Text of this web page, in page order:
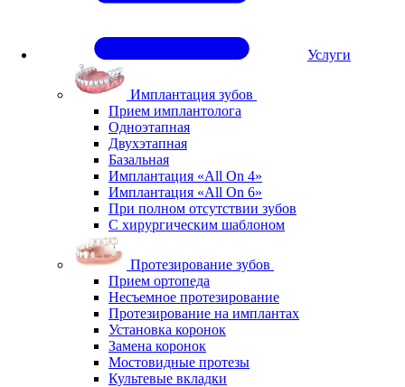
Услуги
Имплантация зубов
Прием имплантолога
Одноэтапная
Двухэтапная
Базальная
Имплантация «All On 4»
Имплантация «All On 6»
При полном отсутствии зубов
С хирургическим шаблоном
Протезирование зубов
Прием ортопеда
Несъемное протезирование
Протезирование на имплантах
Установка коронок
Замена коронок
Мостовидные протезы
Культевые вкладки